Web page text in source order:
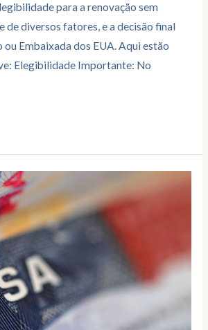
para a renovação sem
de diversos fatores, e a decisão final
ou Embaixada dos EUA. Aqui estão
Elegibilidade Importante: No